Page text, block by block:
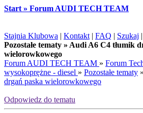
Start » Forum AUDI TECH TEAM
Stajnia Klubowa | Kontakt | FAQ | Szukaj |
Pozostałe tematy » Audi A6 C4 tłumik
wielorowkowego
Forum AUDI TECH TEAM » Forum
wysokoprężne - diesel » Pozostałe tematy »
drgań paska wielorowkowego
Odpowiedz do tematu